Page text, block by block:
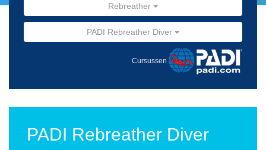
Rebreather
PADI Rebreather Diver
Cursussen
PADI Rebreather Diver